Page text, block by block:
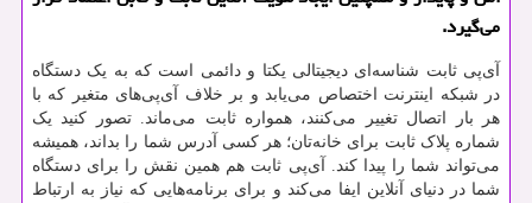
می‌گیرد.
آی‌پی ثابت شناسه‌ای دیجیتالی یکتا و دائمی است که به یک دستگاه
در شبکه اینترنت اختصاص می‌یابد و بر خلاف آی‌پی‌های متغیر که با
هر بار اتصال تغییر می‌کنند، همواره ثابت می‌ماند. تصور کنید یک
شماره پلاک ثابت برای خانه‌تان؛ هر کسی آدرس شما را بداند، همیشه
می‌تواند شما را پیدا کند. آی‌پی ثابت هم همین نقش را برای دستگاه
شما در دنیای آنلاین ایفا می‌کند و برای برنامه‌هایی که نیاز به ارتباط